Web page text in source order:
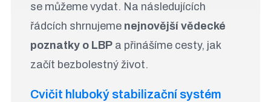
se můžeme vydat. Na následujících
řádcích shrnujeme nejnovější vědecké
poznatky o LBPa přinášíme cesty, jak
začít bezbolestný život.
Cvičit hluboký stabilizační systém